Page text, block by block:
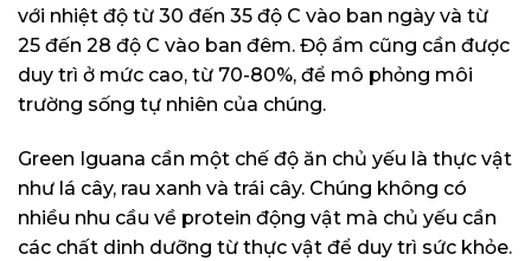
với nhiệt độ từ 30 đến 35 độ C vào ban ngày và từ
25 đến 28 độ C vào ban đêm. Độ ẩm cũng cần được
duy trì ở mức cao, từ 70-80%, để mô phỏng môi
trường sống tự nhiên của chúng.
Green Iguana cần một chế độ ăn chủ yếu là thực vật
như lá cây, rau xanh và trái cây. Chúng không có
nhiều nhu cầu về protein động vật mà chủ yếu cần
các chất dinh dưỡng từ thực vật để duy trì sức khỏe.